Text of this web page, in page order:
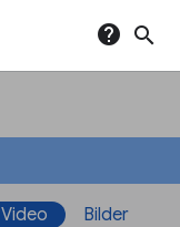
help search
Video Bilder